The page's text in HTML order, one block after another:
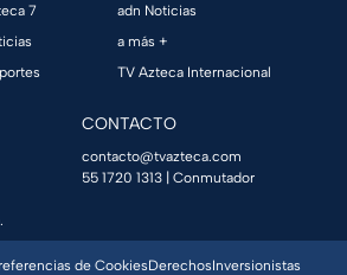
7
adn Noticias
a más +
TV Azteca Internacional
CONTACTO
contacto@tvazteca.com
55 1720 1313 | Conmutador
de CookiesDerechosInversionistas